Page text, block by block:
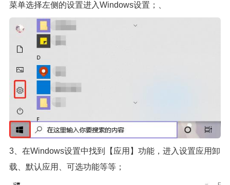
菜单选择左侧的设置进入Windows设置；、
3、在Windows设置中找到【应用】功能，进入设置应用卸
载、默认应用、可选功能等等；